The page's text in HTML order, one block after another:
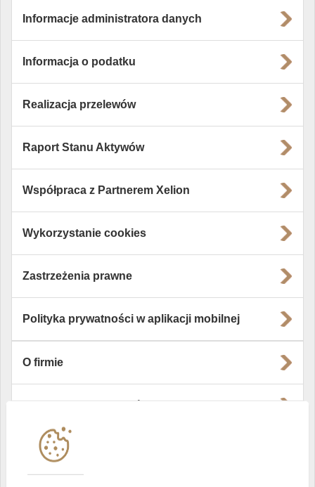
Informacje administratora danych
Informacja o podatku
Realizacja przelewów
Raport Stanu Aktywów
Współpraca z Partnerem Xelion
Wykorzystanie cookies
Zastrzeżenia prawne
Polityka prywatności w aplikacji mobilnej
O firmie
Instytucje współpracujące